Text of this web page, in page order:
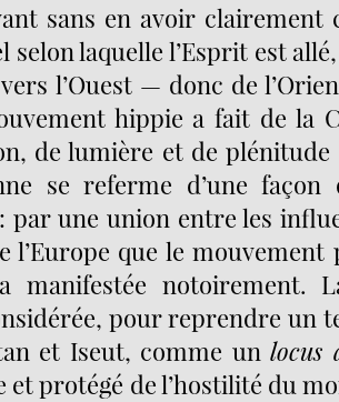
sans en avoir clairement
selon laquelle l’Esprit est
vers l’Ouest — donc de
hippie a fait de la
de lumière et de
se referme d’une façon
par une union entre les
l’Europe que le mouvement
manifestée notoirement.
pour reprendre un
et Iseut, comme unlocus
et protégé de l’hostilité du